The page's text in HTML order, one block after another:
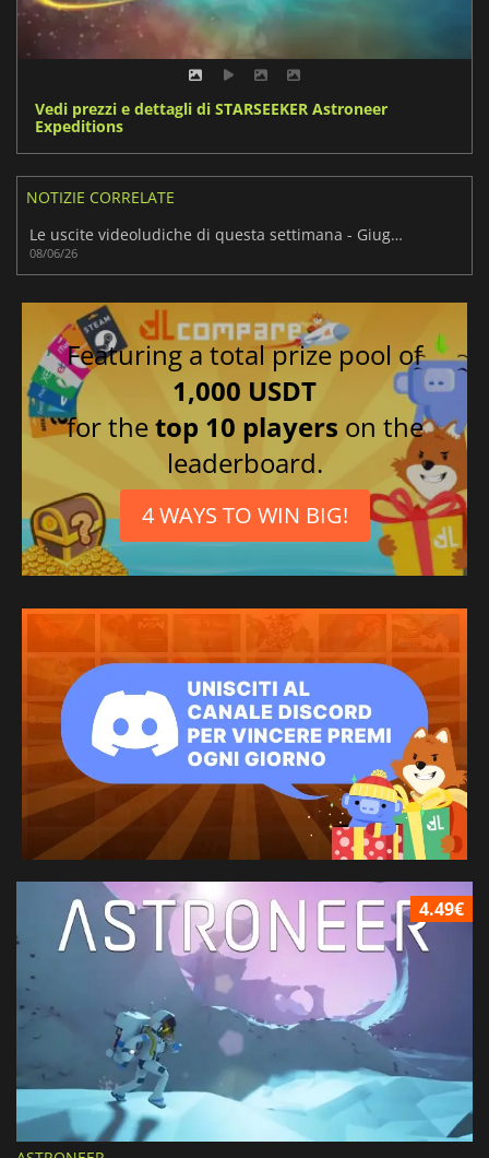
Vedi prezzi e dettagli di STARSEEKER Astroneer
Expeditions
NOTIZIE CORRELATE
Le uscite videoludiche di questa settimana - Giugno 2026 (Settimana 24)
08/06/26
Featuring a total prize pool of
1,000 USDT
for thetop 10 players on the
leaderboard.
4 WAYS TO WIN BIG!
4.49€